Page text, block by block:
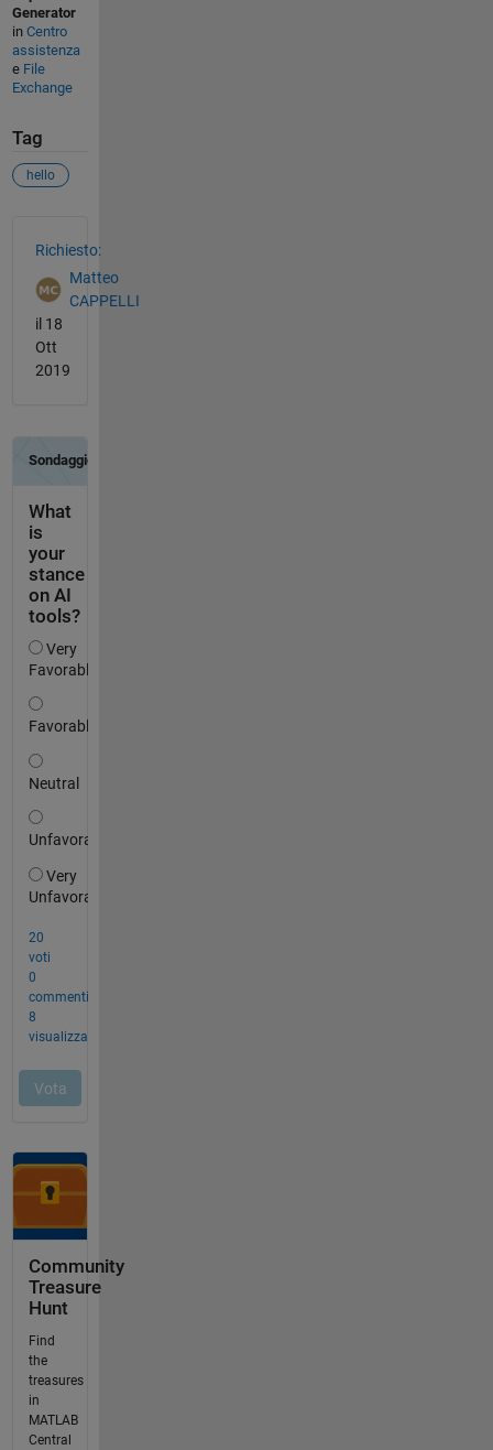
Generator
in Centro
assistenza
e File
Exchange
Tag
hello
Richiesto:
Matteo
CAPPELLI
il 18
Ott
2019
Community
Treasure
Hunt
Find
the
treasures
in
MATLAB
Central